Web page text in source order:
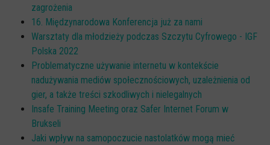
zagrożenia
16. Międzynarodowa Konferencja już za nami
Warsztaty dla młodzieży podczas Szczytu Cyfrowego - IGF
Polska 2022
Problematyczne używanie internetu w kontekście
nadużywania mediów społecznościowych, uzależnienia od
gier, a także treści szkodliwych i nielegalnych
Insafe Training Meeting oraz Safer Internet Forum w
Brukseli
Jaki wpływ na samopoczucie nastolatków mogą mieć